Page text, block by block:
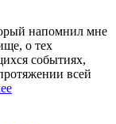
напомнил мне
о тех
событиях,
всей